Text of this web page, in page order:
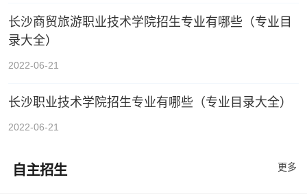
长沙商贸旅游职业技术学院招生专业有哪些（专业目
录大全）
2022-06-21
长沙职业技术学院招生专业有哪些（专业目录大全）
2022-06-21
自主招生 更多